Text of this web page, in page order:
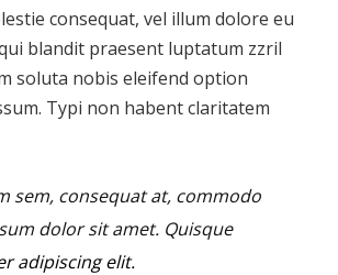
consequat, vel illum dolore eu
blandit praesent luptatum zzril
soluta nobis eleifend option
Typi non habent claritatem
sem, consequat at, commodo
dolor sit amet. Quisque
adipiscing elit.